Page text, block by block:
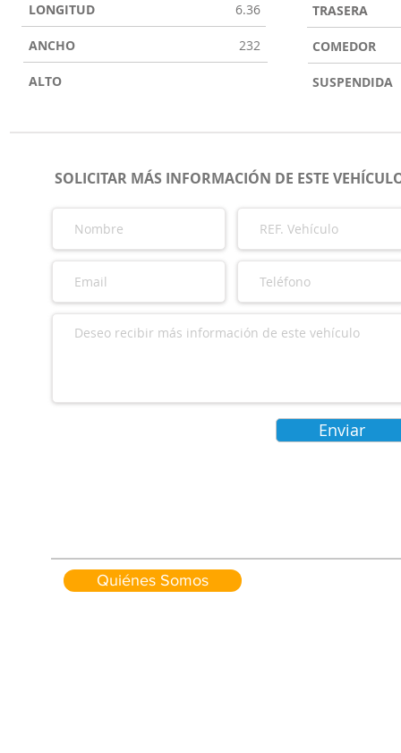
LONGITUD 6.36
ANCHO 232
ALTO
TRASERA
COMEDOR
SUSPENDIDA
SOLICITAR MÁS INFORMACIÓN DE ESTE
Enviar
Quiénes Somos